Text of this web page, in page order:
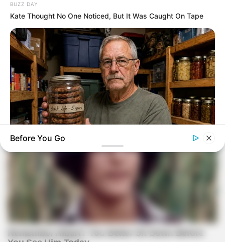
BUZZ DAY
Kate Thought No One Noticed, But It Was Caught On Tape
Before You Go